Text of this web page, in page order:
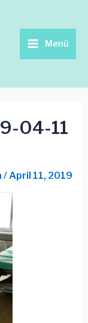
Menu
Menü
04-11
/April 11, 2019